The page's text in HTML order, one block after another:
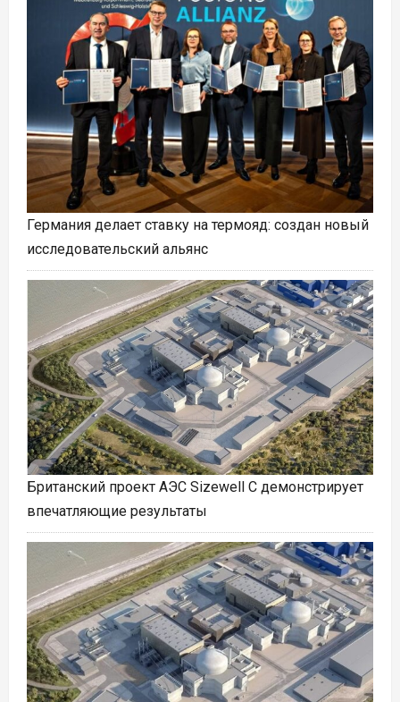
Германия делает ставку на термояд: создан новый
исследовательский альянс
Британский проект АЭС Sizewell C демонстрирует
впечатляющие результаты